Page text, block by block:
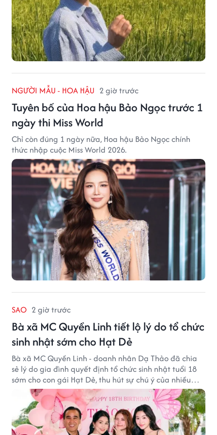
NGƯỜI MẪU - HOA HẬU 2 giờ trước
Tuyên bố của Hoa hậu Bảo Ngọc trước 1
ngày thi Miss World
Chỉ còn đúng 1 ngày nữa, Hoa hậu Bảo Ngọc chính
thức nhập cuộc Miss World 2026.
SAO 2 giờ trước
Bà xã MC Quyền Linh tiết lộ lý do tổ chức
sinh nhật sớm cho Hạt Dẻ
Bà xã MC Quyền Linh - doanh nhân Dạ Thảo đã chia
sẻ lý do gia đình quyết định tổ chức sinh nhật tuổi 18
sớm cho con gái Hạt Dẻ, thu hút sự chú ý của nhiều
người hâm mộ.